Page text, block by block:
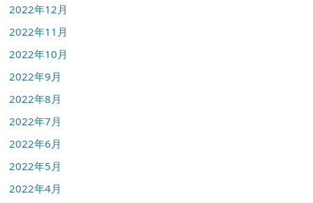
2022年12月
2022年11月
2022年10月
2022年9月
2022年8月
2022年7月
2022年6月
2022年5月
2022年4月